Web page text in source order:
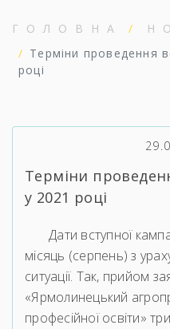
ГОЛОВНА
Терміни проведення
році
Терміни
у 2021 році
Дати вступної
місяць (серпень) з
ситуації. Так, прийом
«Ярмолинецький
професійної освіти»